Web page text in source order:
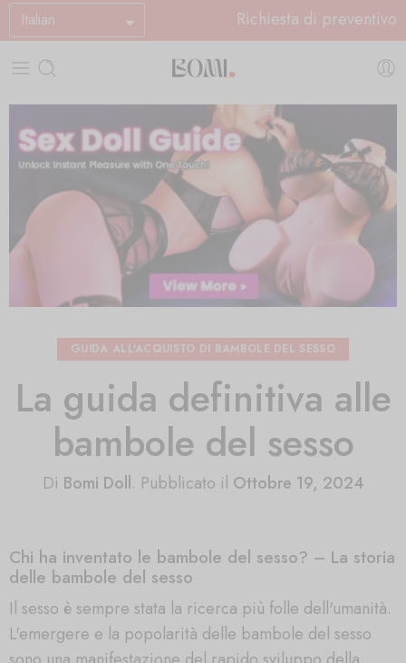
Italian Richiesta di preventivo
GUIDA ALL'ACQUISTO DI BAMBOLE DEL SESSO
La guida definitiva alle
bambole del sesso
Di Bomi Doll. Pubblicato il Ottobre 19, 2024
Chi ha inventato le bambole del sesso? – La storia
delle bambole del sesso
Il sesso è sempre stata la ricerca più folle dell'umanità.
L'emergere e la popolarità delle bambole del sesso